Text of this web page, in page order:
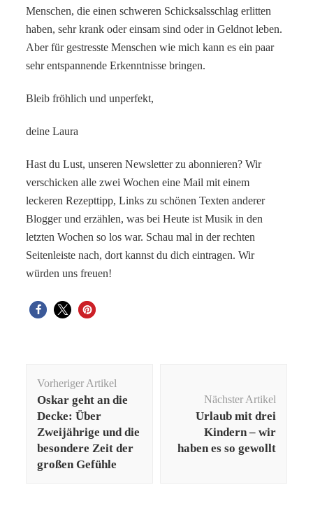
Menschen, die einen schweren Schicksalsschlag erlitten
haben, sehr krank oder einsam sind oder in Geldnot leben.
Aber für gestresste Menschen wie mich kann es ein paar
sehr entspannende Erkenntnisse bringen.
Bleib fröhlich und unperfekt,
deine Laura
Hast du Lust, unseren Newsletter zu abonnieren? Wir
verschicken alle zwei Wochen eine Mail mit einem
leckeren Rezepttipp, Links zu schönen Texten anderer
Blogger und erzählen, was bei Heute ist Musik in den
letzten Wochen so los war. Schau mal in der rechten
Seitenleiste nach, dort kannst du dich eintragen. Wir
würden uns freuen!
Vorheriger Artikel
Oskar geht an die
Decke: Über
Zweijährige und die
besondere Zeit der
großen Gefühle
Nächster Artikel
Urlaub mit drei
Kindern – wir
haben es so gewollt